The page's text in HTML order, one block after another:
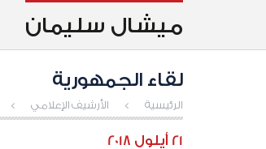
ميشال سليمان
لقاء الجمهورية
الرئيسية > الأرشيف الإعلامي >
21 أيلول 2018